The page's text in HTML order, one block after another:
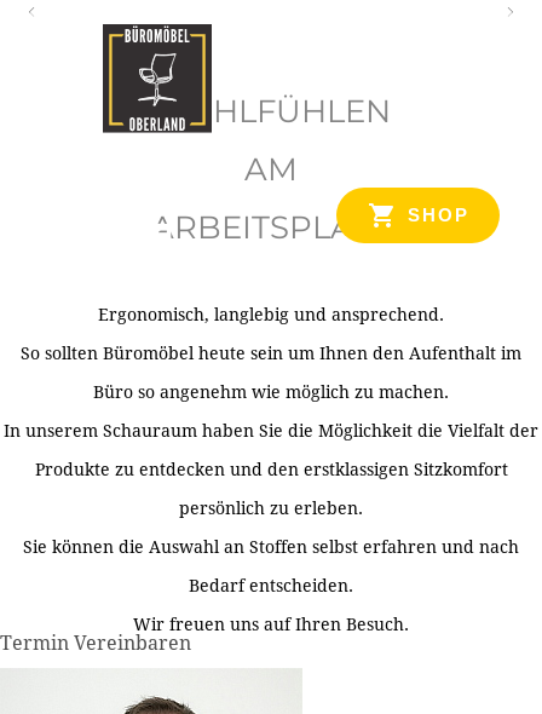
SHOP
WOHLFÜHLEN
AM
ARBEITSPLATZ
Ergonomisch, langlebig und ansprechend.
So sollten Büromöbel heute sein um Ihnen den Aufenthalt im
Büro so angenehm wie möglich zu machen.
In unserem Schauraum haben Sie die Möglichkeit die Vielfalt der
Produkte zu entdecken und den erstklassigen Sitzkomfort
persönlich zu erleben.
Sie können die Auswahl an Stoffen selbst erfahren und nach
Bedarf entscheiden.
Wir freuen uns auf Ihren Besuch.
Termin Vereinbaren